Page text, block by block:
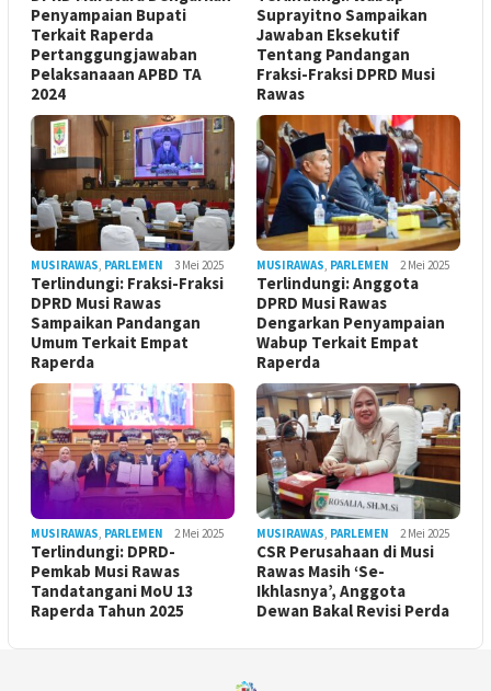
Penyampaian Bupati
Terkait Raperda
Pertanggungjawaban
Pelaksanaaan APBD TA
2024
Suprayitno Sampaikan
Jawaban Eksekutif
Tentang Pandangan
Fraksi-Fraksi DPRD Musi
Rawas
MUSIRAWAS, PARLEMEN 3 Mei 2025
Terlindungi: Fraksi-Fraksi
DPRD Musi Rawas
Sampaikan Pandangan
Umum Terkait Empat
Raperda
MUSIRAWAS, PARLEMEN 2 Mei 2025
Terlindungi: Anggota
DPRD Musi Rawas
Dengarkan Penyampaian
Wabup Terkait Empat
Raperda
MUSIRAWAS, PARLEMEN 2 Mei 2025
Terlindungi: DPRD-
Pemkab Musi Rawas
Tandatangani MoU 13
Raperda Tahun 2025
MUSIRAWAS, PARLEMEN 2 Mei 2025
CSR Perusahaan di Musi
Rawas Masih ‘Se-
Ikhlasnya’, Anggota
Dewan Bakal Revisi Perda ‎